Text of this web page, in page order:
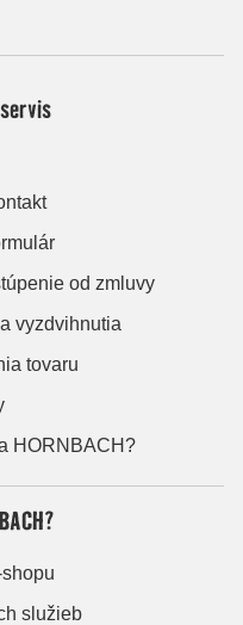
od zmluvy
vyzdvihnutia
tovaru
HORNBACH?
služieb